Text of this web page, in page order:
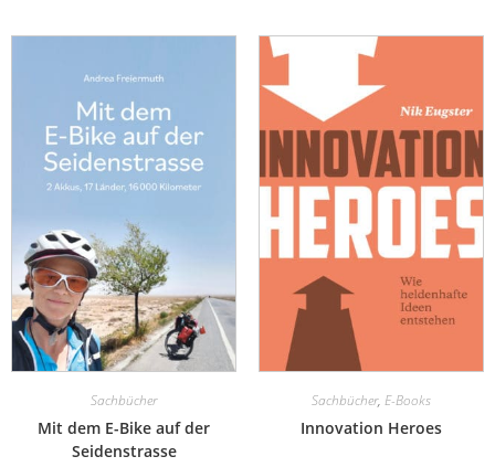
Sachbücher
Mit dem E-Bike auf der
Seidenstrasse
Sachbücher, E-Books
Innovation Heroes